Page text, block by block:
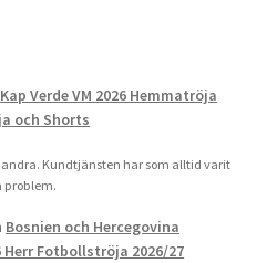
Kap Verde VM 2026 Hemmatröja
och Shorts
Kundtjänsten har som alltid varit
problem.
Bosnien och Hercegovina
Herr Fotbollströja 2026/27